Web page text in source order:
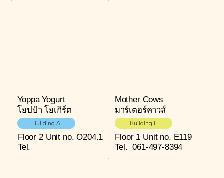
Yoppa Yogurt
โยปป้า โยเกิร์ต
Building A
Floor 2 Unit no. O204.1
Tel.
Mother Cows
มาร์เตอร์คาวส์
Building E
Floor 1 Unit no. E119
Tel. 061-497-8394